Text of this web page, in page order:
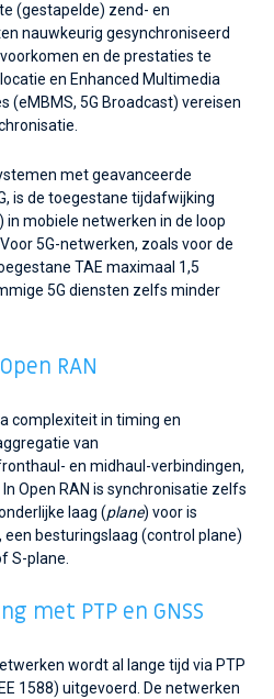
(gestapelde) zend- en
nauwkeurig gesynchroniseerd
en de prestaties te
en Enhanced Multimedia
(eMBMS, 5G Broadcast) vereisen
met geavanceerde
is de toegestane tijdafwijking
in mobiele netwerken in de loop
5G-netwerken, zoals voor de
TAE maximaal 1,5
5G diensten zelfs minder
RAN
complexiteit in timing en
van
en midhaul-verbindingen,
Open RAN is synchronisatie zelfs
laag (plane) voor is
een besturingslaag (control plane)
S-plane.
met PTP en GNSS
wordt al lange tijd via PTP
1588) uitgevoerd. De netwerken